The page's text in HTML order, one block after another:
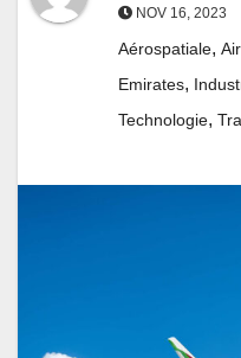
NOV 16, 2023
Aérospatiale,
Emirates,
Technologie,